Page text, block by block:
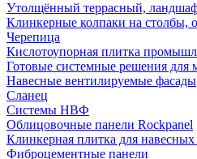
Утолщённый террасный,
Клинкерные колпаки на столбы,
Черепица
Кислотоупорная плитка
Готовые системные решения для
Навесные вентилируемые фасады
Сланец
Системы НВФ
Облицовочные панели Rockpanel
Клинкерная плитка для
Фиброцементные панели